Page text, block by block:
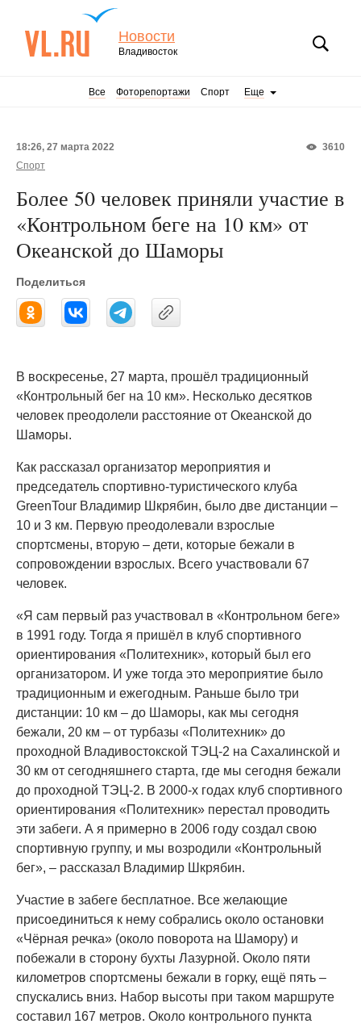
Новости
Владивосток
Все Фоторепортажи Спорт Еще
3610
18:26, 27 марта 2022
Спорт
Более 50 человек приняли участие в
«Контрольном беге на 10 км» от
Океанской до Шаморы
Поделиться
В воскресенье, 27 марта, прошёл традиционный
«Контрольный бег на 10 км». Несколько десятков
человек преодолели расстояние от Океанской до
Шаморы.
Как рассказал организатор мероприятия и
председатель спортивно-туристического клуба
GreenTour Владимир Шкрябин, было две дистанции –
10 и 3 км. Первую преодолевали взрослые
спортсмены, вторую – дети, которые бежали в
сопровождении взрослых. Всего участвовали 67
человек.
«Я сам первый раз участвовал в «Контрольном беге»
в 1991 году. Тогда я пришёл в клуб спортивного
ориентирования «Политехник», который был его
организатором. И уже тогда это мероприятие было
традиционным и ежегодным. Раньше было три
дистанции: 10 км – до Шаморы, как мы сегодня
бежали, 20 км – от турбазы «Политехник» до
проходной Владивостокской ТЭЦ-2 на Сахалинской и
30 км от сегодняшнего старта, где мы сегодня бежали
до проходной ТЭЦ-2. В 2000-х годах клуб спортивного
ориентирования «Политехник» перестал проводить
эти забеги. А я примерно в 2006 году создал свою
спортивную группу, и мы возродили «Контрольный
бег», – рассказал Владимир Шкрябин.
Участие в забеге бесплатное. Все желающие
присоединиться к нему собрались около остановки
«Чёрная речка» (около поворота на Шамору) и
побежали в сторону бухты Лазурной. Около пяти
километров спортсмены бежали в горку, ещё пять –
спускались вниз. Набор высоты при таком маршруте
составил 167 метров. Около контрольного пункта